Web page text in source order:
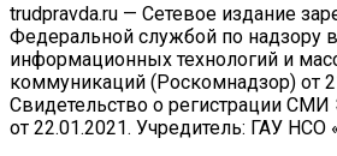
trudpravda.ru — Сетевое издание
Федеральной службой по надзору
информационных технологий и
коммуникаций (Роскомнадзор) от
Свидетельство о регистрации
от 22.01.2021. Учредитель: ГАУ НСО